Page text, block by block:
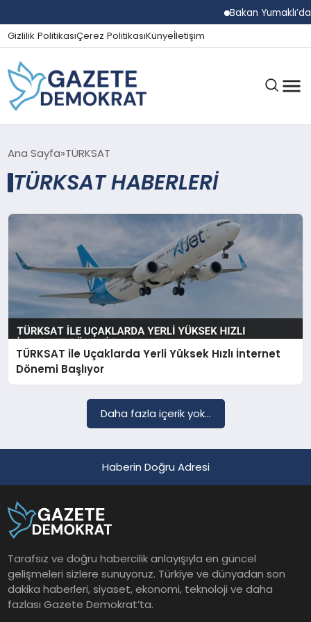
Bakan
Gizlilik PolitikasıÇerez PolitikasıKünyeİletişim
GÜNDEM
SPOR
MAGAZIN
SAĞLIK
YAŞAM
Ana Sayfa TÜRKSAT
TÜRKSAT HABERLERI
TÜRKSAT ile Uçaklarda Yerli Yüksek Hızlı İnternet
Dönemi Başlıyor
Daha fazla içerik yok...
Haberin Doğru Adresi
Tarafsız ve doğru habercilik anlayışıyla en güncel
gelişmeleri sizlere sunuyoruz. Türkiye ve dünyadan son
dakika haberleri, siyaset, ekonomi, teknoloji ve daha
fazlası Gazete Demokrat’ta.